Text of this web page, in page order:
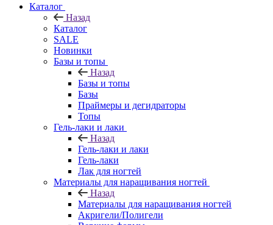
Каталог
Назад
Каталог
SALE
Новинки
Базы и топы
Назад
Базы и топы
Базы
Праймеры и дегидраторы
Топы
Гель-лаки и лаки
Назад
Гель-лаки и лаки
Гель-лаки
Лак для ногтей
Материалы для наращивания ногтей
Назад
Материалы для наращивания ногтей
Акригели/Полигели